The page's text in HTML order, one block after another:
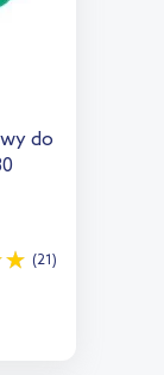
do
(21)